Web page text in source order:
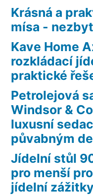
Krásná a
mísa -
Kave Home
rozkládací
praktické
Petrolejová
Windsor &
luxusní
půvabným
Jídelní stůl
pro menší
jídelní